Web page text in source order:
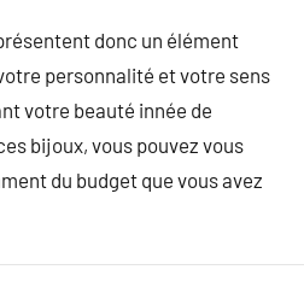
donc un élément
personnalité et votre sens
votre beauté innée de
bijoux, vous pouvez vous
du budget que vous avez